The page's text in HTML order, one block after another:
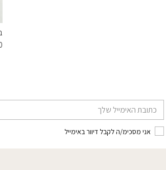
אני מסכימ/ה לקבל דיוור באימייל